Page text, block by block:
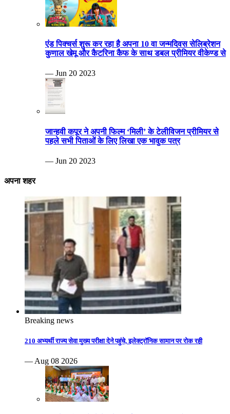
एंड पिक्चर्स शुरू कर रहा है अपना 10 वा जन्मदिवस सेलिब्रेशन
कुणाल खेमू और कैटरिना कैफ के साथ डबल प्रीमियर वीकेण्ड से
— Jun 20 2023
जान्हवी कपूर ने अपनी फिल्म ‘मिली’ के टेलीविजन प्रीमियर से
पहले सभी पिताओं के लिए लिखा एक भावुक पत्र
— Jun 20 2023
अपना शहर
Breaking news
210 अभ्यर्थी राज्य सेवा मुख्य परीक्षा देने पहुंचे, इलेक्ट्रॉनिक सामान पर रोक रही
— Aug 08 2026